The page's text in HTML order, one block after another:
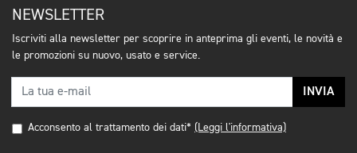
NEWSLETTER
Iscriviti alla newsletter per scoprire in anteprima gli eventi, le novità e
le promozioni su nuovo, usato e service.
INVIA
Acconsento al trattamento dei dati* (Leggi l'informativa)